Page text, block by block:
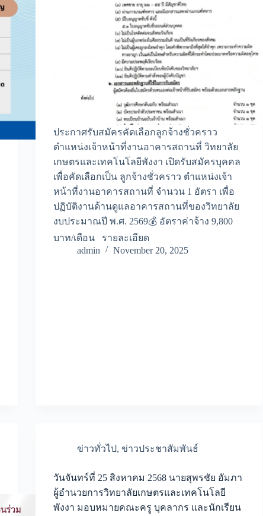
ประกาศรับสมัครคัดเลือกลูกจ้างชั่วคราว
ตำแหน่งเจ้าหน้าที่งานอาคารสถานที่ วิทยาลัย
เกษตรและเทคโนโลยีพังงา เปิดรับสมัครบุคคล
เพื่อคัดเลือกเป็น ลูกจ้างชั่วคราว ตำแหน่งเจ้า
หน้าที่งานอาคารสถานที่ จำนวน 1 อัตรา เพื่อ
ปฏิบัติงานด้านดูแลอาคารสถานที่ของวิทยาลัย
งบประมาณปี พ.ศ. 2569💰 อัตราค่าจ้าง 9,800
บาท/เดือน รายละเอียด
admin
November 20, 2025
ข่าวทั่วไป,ข่าวประชาสัมพันธ์
วันจันทร์ที่ 25 สิงหาคม 2568 นายสุพรชัย อัมภา
ผู้อำนวยการวิทยาลัยเกษตรและเทคโนโลยี
พังงา มอบหมายคณะครู บุคลากร และนักเรียน